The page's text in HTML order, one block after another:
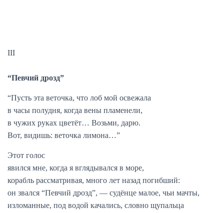
III
“Певчий дрозд”
“Пусть эта веточка, что лоб мой освежала
в часы полудня, когда вены пламенели,
в чужих руках цветёт… Возьми, дарю.
Вот, видишь: веточка лимона…”
Этот голос
явился мне, когда я вглядывался в море,
корабль рассматривая, много лет назад погибший:
он звался “Певчий дрозд”, — судёнце малое, чьи мачты,
изломанные, под водой качались, словно щупальца